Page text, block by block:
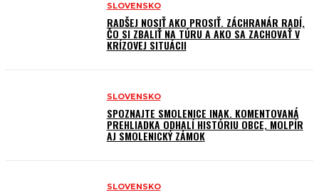
SLOVENSKO
RADŠEJ NOSIŤ AKO PROSIŤ. ZÁCHRANÁR RADÍ,
ČO SI ZBALIŤ NA TÚRU A AKO SA ZACHOVAŤ V
KRÍZOVEJ SITUÁCII
SLOVENSKO
SPOZNAJTE SMOLENICE INAK. KOMENTOVANÁ
PREHLIADKA ODHALÍ HISTÓRIU OBCE, MOLPÍR
AJ SMOLENICKÝ ZÁMOK
SLOVENSKO